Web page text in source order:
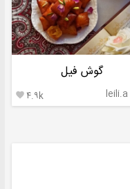
گوش فیل
leili.a ۴.۹k 